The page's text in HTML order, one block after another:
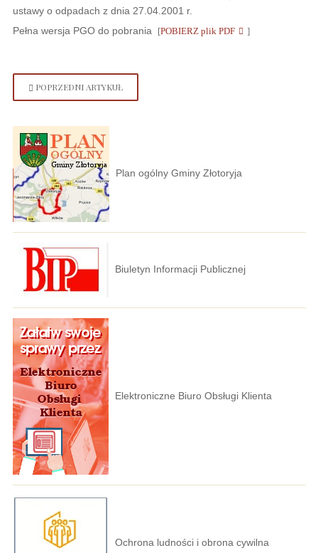
ustawy o odpadach z dnia 27.04.2001 r.
Pełna wersja PGO do pobrania
[POBIERZ plik PDF ]
POPRZEDNI ARTYKUŁ
Plan ogólny Gminy Złotoryja
Biuletyn Informacji Publicznej
Elektroniczne Biuro Obsługi Klienta
Ochrona ludności i obrona cywilna